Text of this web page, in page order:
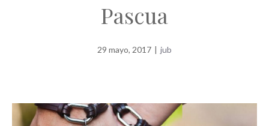
Pascua
29 mayo, 2017 | jub